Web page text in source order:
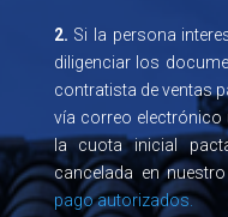
2. Si la persona
diligenciar los
contratista de ventas
vía correo electrónico
la cuota inicial
cancelada en
pago autorizados.